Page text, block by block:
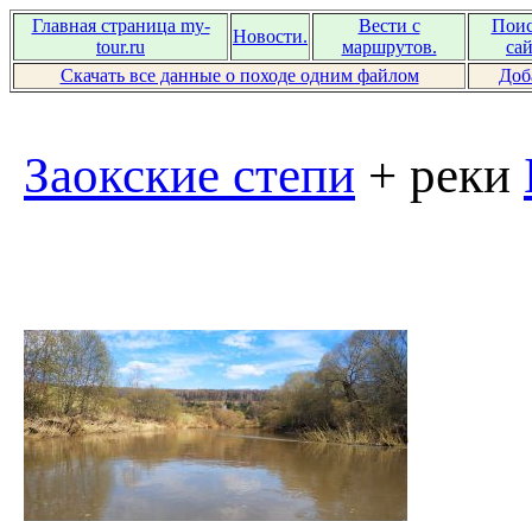
Главная страница my-
tour.ru
Новости.
Вести с
маршрутов.
Скачать все данные о походе одним файлом
Заокские степи + реки